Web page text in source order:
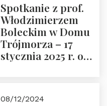
Spotkanie z prof.
Włodzimierzem
Boleckim w Domu
Trójmorza – 17
stycznia 2025 r. o
08/12/2024